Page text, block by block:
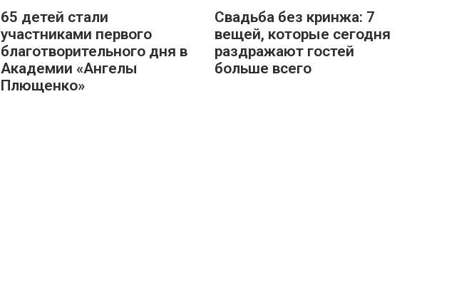
65 детей стали
участниками первого
благотворительного дня в
Академии «Ангелы
Плющенко»
Свадьба без кринжа: 7
вещей, которые сегодня
раздражают гостей
больше всего